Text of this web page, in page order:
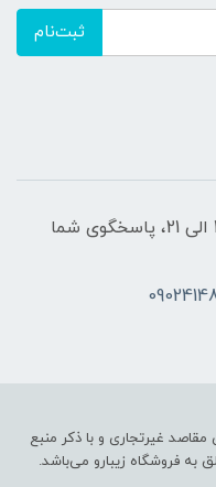
ثبت‌نام
روزهای کاری از ساعت 10 الی 14 و 18 الی 21، پاسخگوی شما
مقاصد غیرتجاری و با ذکر منبع
به فروشگاه زیبارو می‌باشد.